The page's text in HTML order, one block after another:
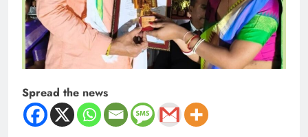
Spread the news